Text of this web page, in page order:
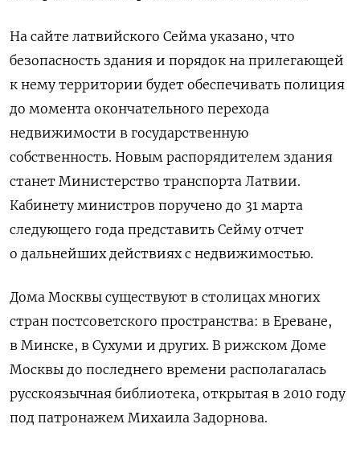
На сайте латвийского Сейма указано, что
безопасность здания и порядок на прилегающей
к нему территории будет обеспечивать полиция
до момента окончательного перехода
недвижимости в государственную
собственность. Новым распорядителем здания
станет Министерство транспорта Латвии.
Кабинету министров поручено до 31 марта
следующего года представить Сейму отчет
о дальнейших действиях с недвижимостью.
Дома Москвы существуют в столицах многих
стран постсоветского пространства: в Ереване,
в Минске, в Сухуми и других. В рижском Доме
Москвы до последнего времени располагалась
русскоязычная библиотека, открытая в 2010 году
под патронажем Михаила Задорнова.